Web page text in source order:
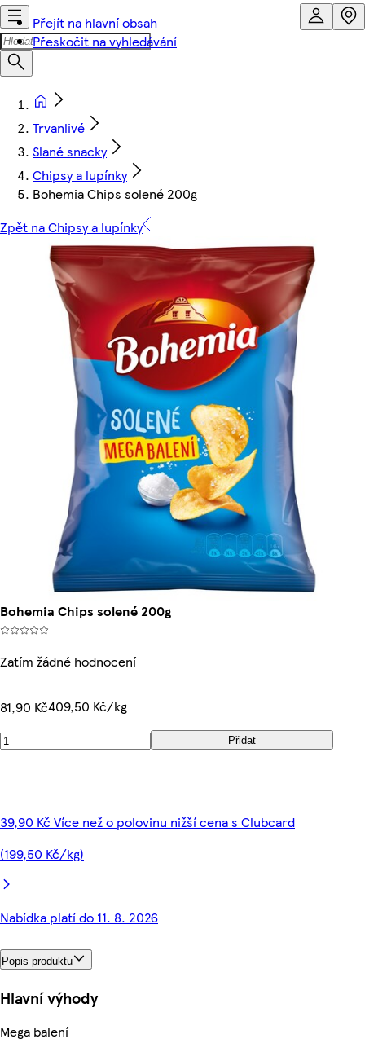
Přejít na hlavní obsah
Přeskočit na vyhledávání
Trvanlivé
Slané snacky
Chipsy a lupínky
Bohemia Chips solené 200g
Zpět na Chipsy a lupínky
Bohemia Chips solené 200g
Zatím žádné hodnocení
81,90 Kč409,50 Kč/kg
Přidat
39,90 Kč Více než o polovinu nižší cena s Clubcard
(199,50 Kč/kg)
Nabídka platí do 11. 8. 2026
Popis produktu
Hlavní výhody
Mega balení